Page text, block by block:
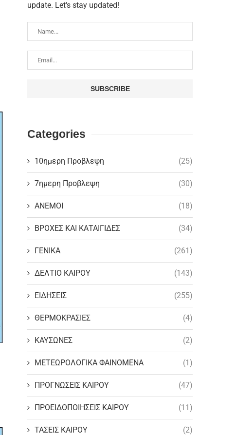
update. Let's stay updated!
Categories
10ημερη Προβλεψη (25)
7ημερη Προβλεψη (30)
ΑΝΕΜΟΙ (18)
ΒΡΟΧΕΣ ΚΑΙ ΚΑΤΑΙΓΙΔΕΣ (34)
ΓΕΝΙΚΑ (261)
ΔΕΛΤΙΟ ΚΑΙΡΟΥ (143)
ΕΙΔΗΣΕΙΣ (255)
ΘΕΡΜΟΚΡΑΣΙΕΣ (4)
ΚΑΥΣΩΝΕΣ (2)
ΜΕΤΕΩΡΟΛΟΓΙΚΑ ΦΑΙΝΟΜΕΝΑ (1)
ΠΡΟΓΝΩΣΕΙΣ ΚΑΙΡΟΥ (47)
ΠΡΟΕΙΔΟΠΟΙΗΣΕΙΣ ΚΑΙΡΟΥ (11)
ΤΑΣΕΙΣ ΚΑΙΡΟΥ (2)